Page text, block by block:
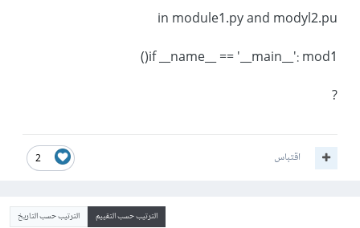
in module1.py and modyl2.pu
if __name__ == '__main__': mod1()
?
2 اقتباس
الترتيب حسب التقييم الترتيب حسب التاريخ